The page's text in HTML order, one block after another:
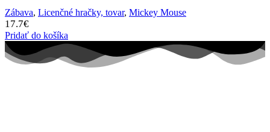
Zábava, Licenčné hračky, tovar, Mickey Mouse
17.7€
Pridať do košíka